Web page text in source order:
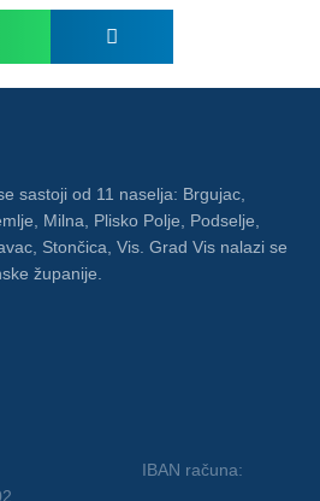
sastoji od 11 naselja: Brgujac,
Milna, Plisko Polje, Podselje,
Stončica, Vis. Grad Vis nalazi se
županije.
IBAN računa: